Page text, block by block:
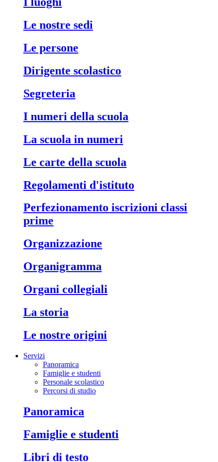
le nostre sedi
le persone
dirigente scolastico
segreteria
i numeri della scuola
la scuola in numeri
le carte della scuola
regolamenti d'istituto
perfezionamento iscrizioni classi
prime
organizzazione
organigramma
organi collegiali
la storia
le nostre origini
Servizi
Panoramica
Famiglie e studenti
Personale scolastico
Percorsi di studio
panoramica
famiglie e studenti
libri di testo